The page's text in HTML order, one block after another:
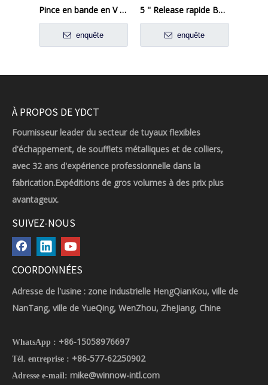
Pince en bande en V 6 pouces avec 304 brides en acier inoxydable Kit de bride en bande en V
enquête
5 '' Release rapide Band Clamp Échappement Downpipe 304 Femelle mâle en acier inoxydable
enquête
À PROPOS DE YDCT
Fournisseur leader du secteur de tuyaux flexibles
d'échappement, de soufflets métalliques et de colliers,
avec 32 ans d'expérience professionnelle dans la
fabrication.Expéditions de gros volumes à des prix plus
avantageux.
SUIVEZ-NOUS
COORDONNÉES
Adresse de l'usine : zone industrielle HengQianKou, ville de
NanTang, ville de YueQing, WenZhou, ZheJiang, Chine
WhatsApp : +86-15058976697
Tél. entreprise : +86-577-62250902
Adresse e-mail: mike@winnow-intl.com